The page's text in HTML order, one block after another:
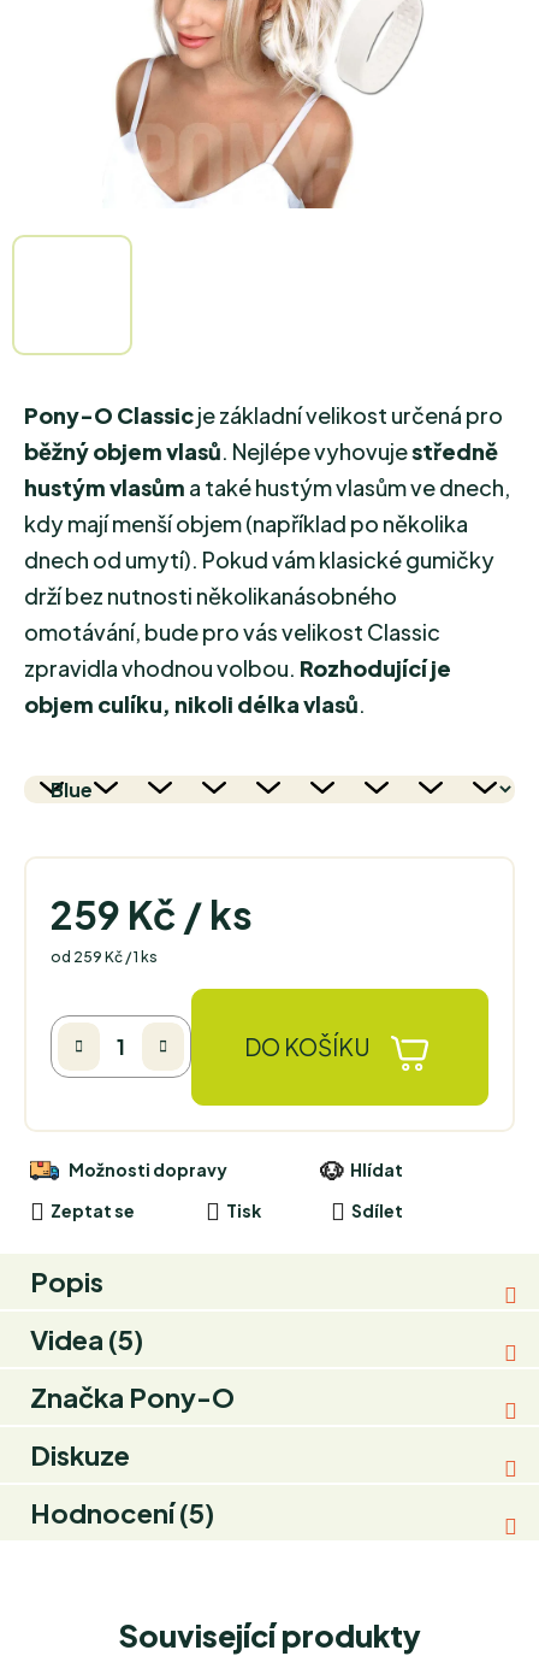
Pony-O Classicje základní velikost určená pro
běžný objem vlasů . Nejlépe vyhovujestředně
hustým vlasům a také hustým vlasům ve dnech,
kdy mají menší objem (například po několika
dnech od umytí). Pokud vám klasické gumičky
drží bez nutnosti několikanásobného
omotávání, bude pro vás velikost Classic
zpravidla vhodnou volbou. Rozhodující je
objem culíku, nikoli délka vlasů
259 Kč / ks
Měrná cena:
od 259 Kč / 1 ks
DO KOŠÍKU
Tisk
Zeptat se
Hlídat
Sdílet
Možnosti dopravy
Popis
Videa (5)
Značka Pony-O
Diskuze
Hodnocení (5)
Související produkty